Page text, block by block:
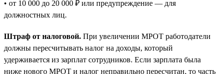
• от 10 000 до 20 000 ₽ или предупреждение — для
должностных лиц.
Штраф от налоговой. При увеличении МРОТ работодатели
должны пересчитывать налог на доходы, который
удерживается из зарплат сотрудников. Если зарплата была
ниже нового МРОТ и налог неправильно пересчитан, то часть